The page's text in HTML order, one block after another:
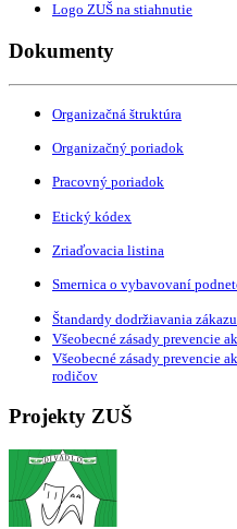
Logo ZUŠ na stiahnutie
Dokumenty
Organizačná štruktúra
Organizačný poriadok
Pracovný poriadok
Etický kódex
Zriaďovacia listina
Smernica o vybavovaní
Štandardy dodržiavania
Všeobecné zásady prevencie
Všeobecné zásady prevencie
rodičov
Projekty ZUŠ